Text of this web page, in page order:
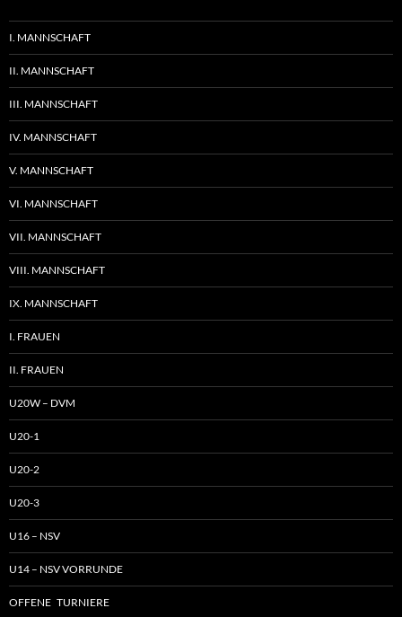
I. MANNSCHAFT
II. MANNSCHAFT
III. MANNSCHAFT
IV. MANNSCHAFT
V. MANNSCHAFT
VI. MANNSCHAFT
VII. MANNSCHAFT
VIII. MANNSCHAFT
IX. MANNSCHAFT
I. FRAUEN
II. FRAUEN
U20W – DVM
U20-1
U20-2
U20-3
U16 – NSV
U14 – NSV VORRUNDE
OFFENE TURNIERE